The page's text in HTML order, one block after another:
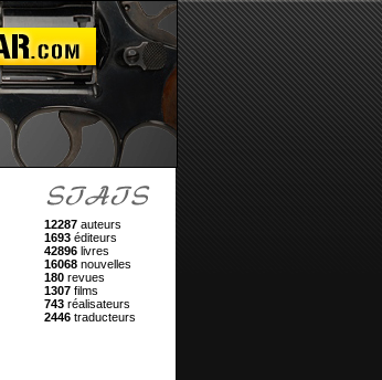
12287 auteurs
1693 éditeurs
42896 livres
16068 nouvelles
180 revues
1307 films
743 réalisateurs
2446 traducteurs